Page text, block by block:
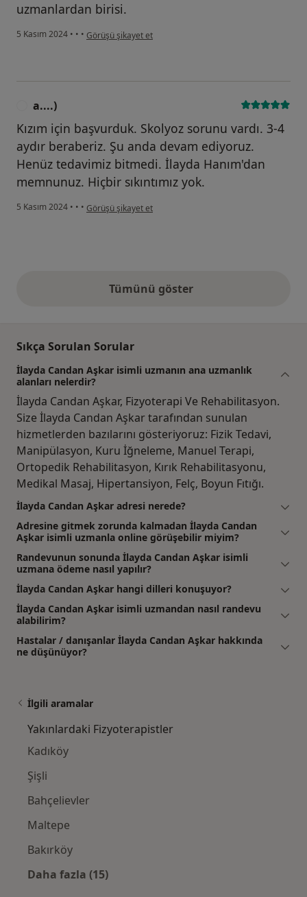
uzmanlardan birisi.
5 Kasım 2024 • • • kullanıcının görüşüne göre n....)
Görüşü şikayet et
a....)
Kızım için başvurduk. Skolyoz sorunu vardı. 3-4
aydır beraberiz. Şu anda devam ediyoruz.
Henüz tedavimiz bitmedi. İlayda Hanım'dan
memnunuz. Hiçbir sıkıntımız yok.
5 Kasım 2024 • • • kullanıcının görüşüne göre a....)
Görüşü şikayet et
Tümünü gösteryukarıdaki görüşler
Sıkça Sorulan Sorular
İlayda Candan Aşkar isimli uzmanın ana uzmanlık
alanları nelerdir?
İlayda Candan Aşkar, Fizyoterapi Ve Rehabilitasyon.
Size İlayda Candan Aşkar tarafından sunulan
hizmetlerden bazılarını gösteriyoruz: Fizik Tedavi,
Manipülasyon, Kuru İğneleme, Manuel Terapi,
Ortopedik Rehabilitasyon, Kırık Rehabilitasyonu,
Medikal Masaj, Hipertansiyon, Felç, Boyun Fıtığı.
İlayda Candan Aşkar adresi nerede?
Adresine gitmek zorunda kalmadan İlayda Candan
Aşkar isimli uzmanla online görüşebilir miyim?
Randevunun sonunda İlayda Candan Aşkar isimli
uzmana ödeme nasıl yapılır?
İlayda Candan Aşkar hangi dilleri konuşuyor?
İlayda Candan Aşkar isimli uzmandan nasıl randevu
alabilirim?
Hastalar / danışanlar İlayda Candan Aşkar hakkında
ne düşünüyor?
İlgili aramalar
Yakınlardaki Fizyoterapistler
Kadıköy
Şişli
Bahçelievler
Maltepe
Bakırköy
Daha fazla (15)